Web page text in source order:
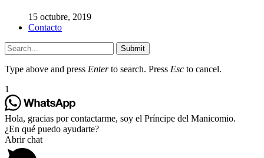
15 octubre, 2019
Contacto
Submit
Type above and press Enterto search. Press Esc to cancel.
1
Hola, gracias por contactarme, soy el Príncipe del Manicomio.
¿En qué puedo ayudarte?
Abrir chat